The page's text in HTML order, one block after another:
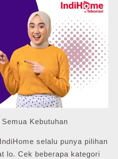
Kebutuhan
selalu punya pilihan
lo. Cek beberapa kategori